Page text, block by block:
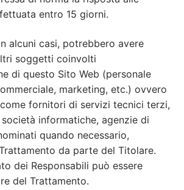
entro 15 giorni.
alcuni casi, potrebbero avere
soggetti coinvolti
di questo Sito Web (personale
marketing, etc.) ovvero
fornitori di servizi tecnici terzi,
informatiche, agenzie di
quando necessario,
da parte del Titolare.
dei Responsabili può essere
del Trattamento.